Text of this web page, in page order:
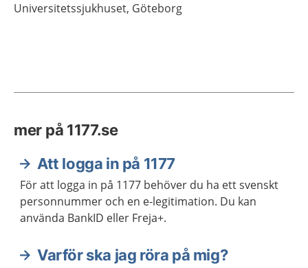
Universitetssjukhuset, Göteborg
mer på 1177.se
Att logga in på 1177
För att logga in på 1177 behöver du ha ett svenskt
personnummer och en e-legitimation. Du kan
använda BankID eller Freja+.
Varför ska jag röra på mig?